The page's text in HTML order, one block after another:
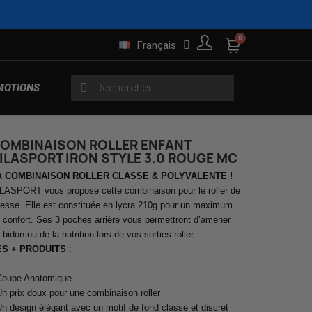
Français
Gilets sans manches
Trifonctions Enfants
Roulements
Maillots Homme
Produits running
ROLLER ENFANT
IRON STYLE 3.0 ROUGE MC
COMBINAISON ROLLER CLASSE & POLYVALENTE !
vous propose cette combinaison pour le roller de
Elle est constituée en lycra 210g pour un maximum
confort. Ses 3 poches arrière vous permettront d’amener
bidon ou de la nutrition lors de vos sorties roller.
+ PRODUITS :
Anatomique
prix doux pour une combinaison roller
design élégant avec un motif de fond classe et discret